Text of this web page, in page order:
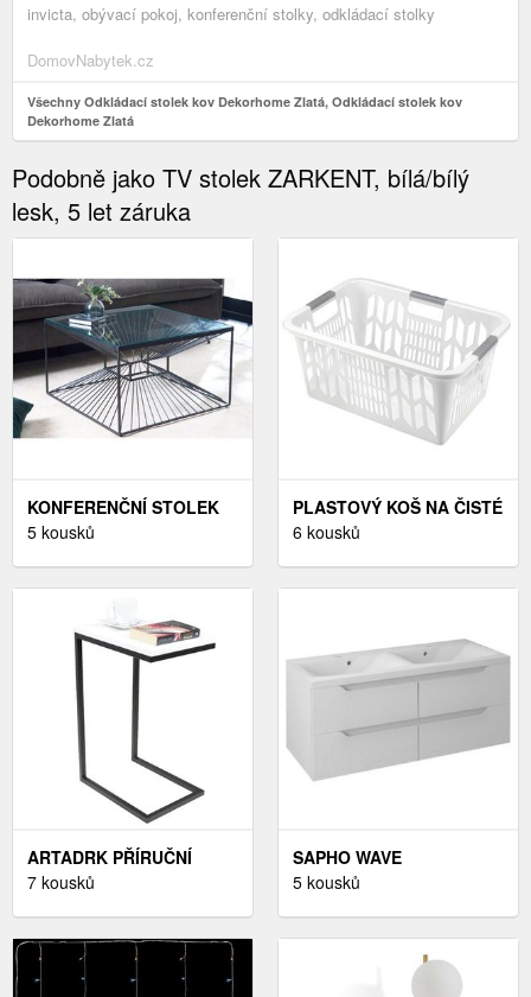
invicta, obývací pokoj, konferenční stolky, odkládací stolky
DomovNabytek.cz
Všechny Odkládací stolek kov Dekorhome Zlatá, Odkládací stolek kov
Dekorhome Zlatá
Podobně jako TV stolek ZARKENT, bílá/bílý
lesk, 5 let záruka
KONFERENČNÍ STOLEK
MANGES DEKORHOME,
5 kousků
PLASTOVÝ KOŠ NA ČISTÉ
PRÁDLO HEIDRUN
6 kousků
ARTADRK PŘÍRUČNÍ
STOLEK SPARK | ČERNÉ
7 kousků
SAPHO WAVE
DVOJUMYVADLOVÁ
5 kousků